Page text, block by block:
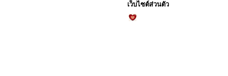
เว็บไซต์ส่วนตัว